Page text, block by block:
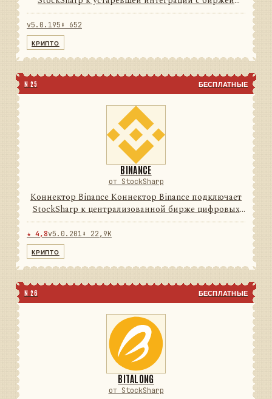
цифровых активов. Он переводит данные и
операции провайдера в единую модель сообщений
v5.0.195 ⬇ 652
КРИПТО
N 25 БЕСПЛАТНЫЕ
BINANCE
от StockSharp
Коннектор Binance Коннектор Binance подключает
StockSharp к централизованной бирже цифровых
активов. Он переводит данные и операции
провайдера в единую модель сообщений
StockSharp, поэтому приложения ...
★ 4,8v5.0.201 ⬇ 22,9K
КРИПТО
N 26 БЕСПЛАТНЫЕ
BITALONG
от StockSharp